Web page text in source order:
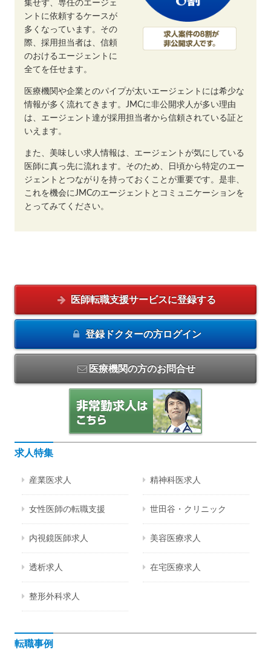
集せず、専任のエージェ
ントに依頼するケースが
多くなっています。その
際、採用担当者は、信頼
のおけるエージェントに
全てを任せます。
医療機関や企業とのパイプが太いエージェントには希少な
情報が多く流れてきます。JMCに非公開求人が多い理由
は、エージェント達が採用担当者から信頼されている証と
いえます。
また、美味しい求人情報は、エージェントが気にしている
医師に真っ先に流れます。そのため、日頃から特定のエー
ジェントとつながりを持っておくことが重要です。是非、
これを機会にJMCのエージェントとコミュニケーションを
とってみてください。
医師転職支援サービスに登録する
登録ドクターの方ログイン
医療機関の方のお問合せ
求人特集
産業医求人 精神科医求人
女性医師の転職支援 世田谷・クリニック
内視鏡医師求人 美容医療求人
透析求人 在宅医療求人
整形外科求人
転職事例